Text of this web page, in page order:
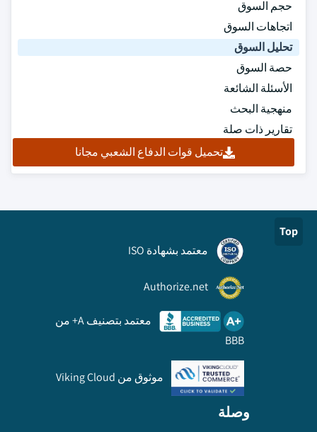
حجم السوق
اتجاهات السوق
تحليل السوق
حصة السوق
الأسئلة الشائعة
منهجية البحث
تقارير ذات صلة
تحميل قوات الدفاع الشعبي مجانا
Top
معتمد بشهادة ISO
Authorize.net
معتمد بتصنيف A+ من
BBB
موثوق من Viking Cloud
وصلة